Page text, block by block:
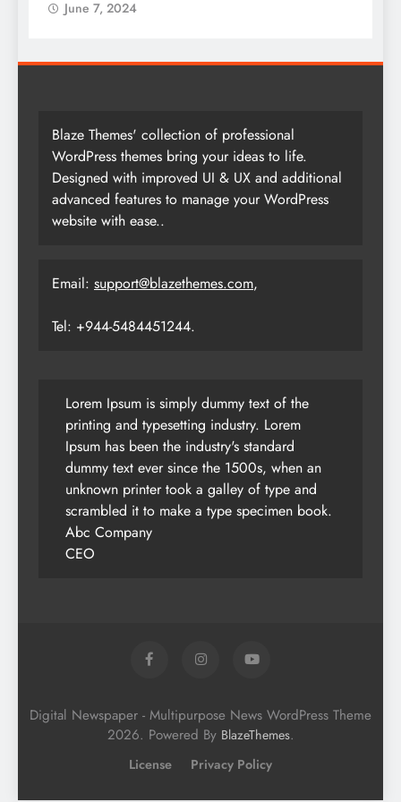
June 7, 2024
Blaze Themes' collection of professional
WordPress themes bring your ideas to life.
Designed with improved UI & UX and additional
advanced features to manage your WordPress
website with ease..
Email: support@blazethemes.com,
Tel: +944-5484451244.
Lorem Ipsum is simply dummy text of the
printing and typesetting industry. Lorem
Ipsum has been the industry's standard
dummy text ever since the 1500s, when an
unknown printer took a galley of type and
scrambled it to make a type specimen book.
Abc Company
CEO
Digital Newspaper - Multipurpose News WordPress Theme
2026. Powered By BlazeThemes.
License Privacy Policy